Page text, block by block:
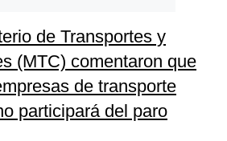
de Transportes y
(MTC) comentaron que
de transporte
participará del paro